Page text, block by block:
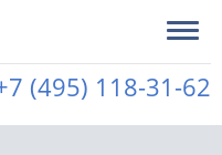
(495) 118-31-62